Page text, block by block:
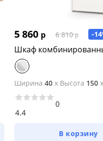
5 860 р 6 810 р -
Шкаф
Ширина 40 x Высота 150 x
4.4
0
В корзину